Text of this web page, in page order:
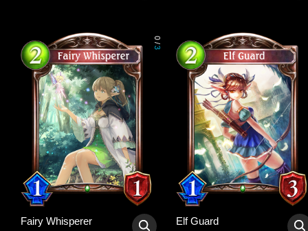
0
/
3
Fairy Whisperer Elf Guard